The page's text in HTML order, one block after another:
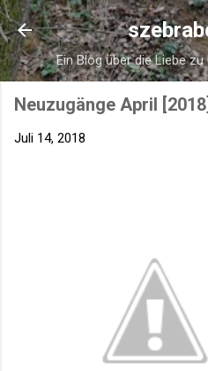
Direkt zum
Ein Blog über die Liebe
Neuzugänge April [2018]
Juli 14, 2018